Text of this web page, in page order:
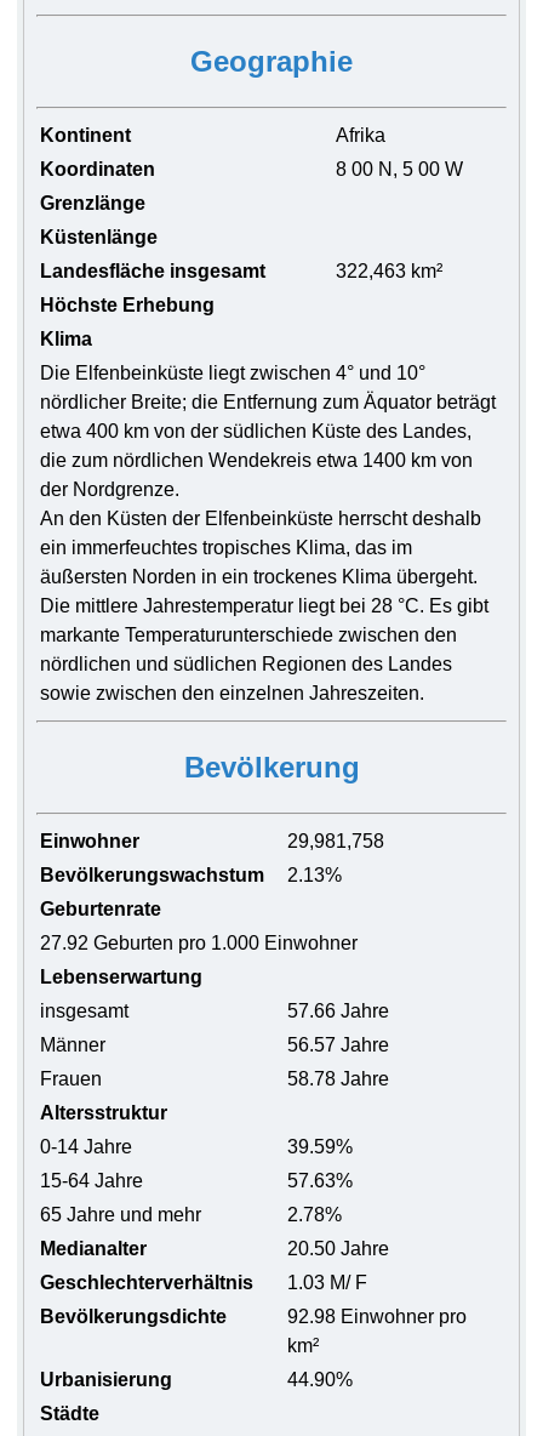
Geographie
Kontinent
Afrika
Koordinaten
8 00 N, 5 00 W
Grenzlänge
Küstenlänge
Landesfläche insgesamt
322,463 km²
Höchste Erhebung
Klima
Die Elfenbeinküste liegt zwischen 4° und 10°
nördlicher Breite; die Entfernung zum Äquator beträgt
etwa 400 km von der südlichen Küste des Landes,
die zum nördlichen Wendekreis etwa 1400 km von
der Nordgrenze.
An den Küsten der Elfenbeinküste herrscht deshalb
ein immerfeuchtes tropisches Klima, das im
äußersten Norden in ein trockenes Klima übergeht.
Die mittlere Jahrestemperatur liegt bei 28 °C. Es gibt
markante Temperaturunterschiede zwischen den
nördlichen und südlichen Regionen des Landes
sowie zwischen den einzelnen Jahreszeiten.
Bevölkerung
Einwohner
29,981,758
Bevölkerungswachstum
2.13%
Geburtenrate
27.92 Geburten pro 1.000 Einwohner
Lebenserwartung
insgesamt
57.66 Jahre
Männer
56.57 Jahre
Frauen
58.78 Jahre
Altersstruktur
0-14 Jahre
39.59%
15-64 Jahre
57.63%
65 Jahre und mehr
2.78%
Medianalter
20.50 Jahre
Geschlechterverhältnis
1.03 M/ F
Bevölkerungsdichte
92.98 Einwohner pro
km²
Urbanisierung
44.90%
Städte